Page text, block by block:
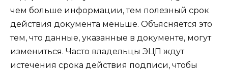
чем больше информации, тем полезный срок
действия документа меньше. Объясняется это
тем, что данные, указанные в документе, могут
измениться. Часто владельцы ЭЦП ждут
истечения срока действия подписи, чтобы